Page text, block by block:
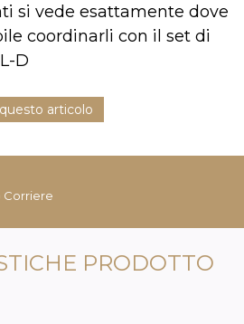
si vede esattamente dove
coordinarli con il set di
D
articolo
Corriere
PRODOTTO